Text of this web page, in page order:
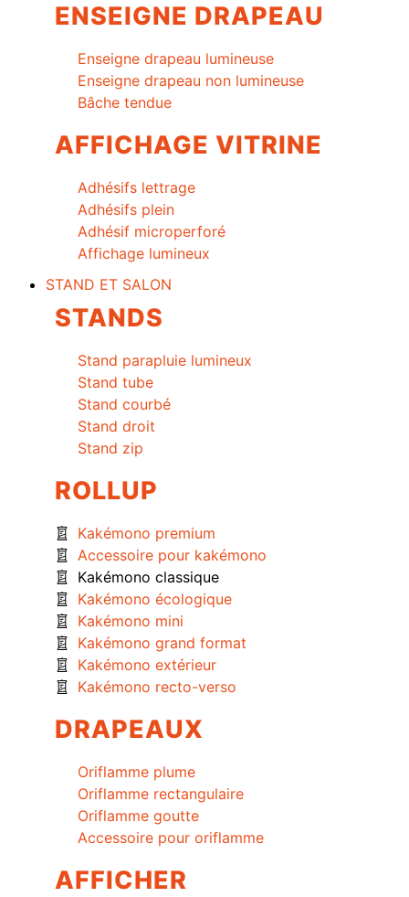
ENSEIGNE DRAPEAU
Enseigne drapeau lumineuse
Enseigne drapeau non lumineuse
Bâche tendue
AFFICHAGE VITRINE
Adhésifs lettrage
Adhésifs plein
Adhésif microperforé
Affichage lumineux
STAND ET SALON
STANDS
Stand parapluie lumineux
Stand tube
Stand courbé
Stand droit
Stand zip
ROLLUP
Kakémono premium
Accessoire pour kakémono
Kakémono classique
Kakémono écologique
Kakémono mini
Kakémono grand format
Kakémono extérieur
Kakémono recto-verso
DRAPEAUX
Oriflamme plume
Oriflamme rectangulaire
Oriflamme goutte
Accessoire pour oriflamme
AFFICHER